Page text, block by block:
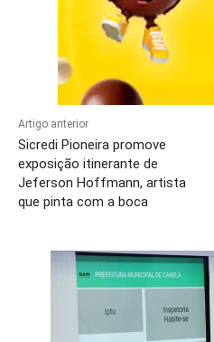
Artigo anterior
Sicredi Pioneira promove
exposição itinerante de
Jeferson Hoffmann, artista
que pinta com a boca